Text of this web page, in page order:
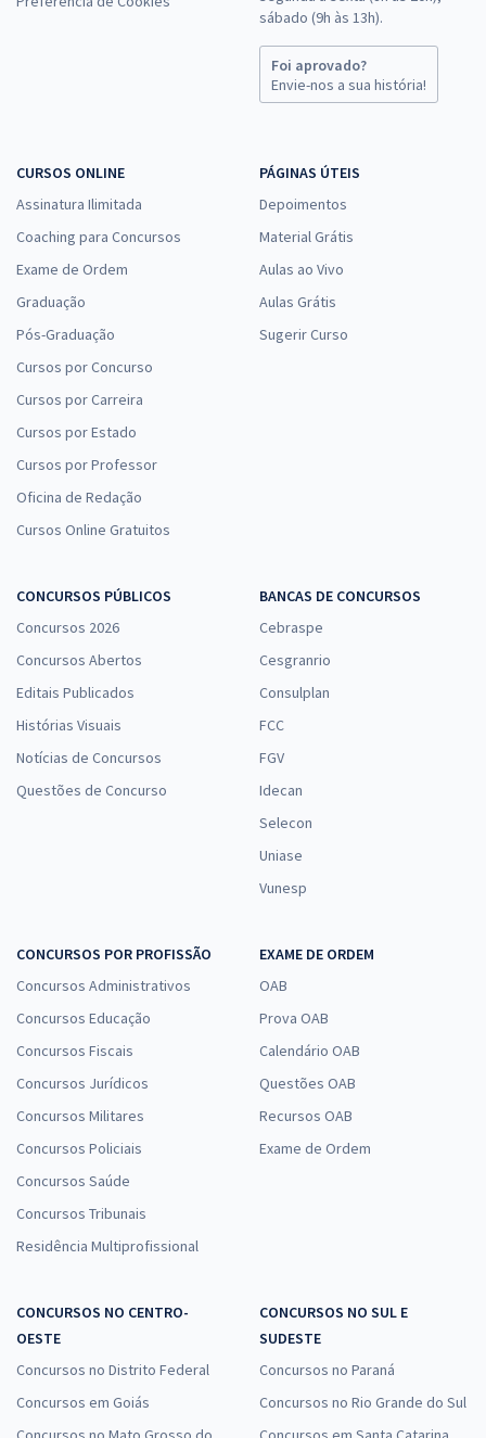
sábado (9h às 13h).
Foi aprovado?
Envie-nos a sua história!
CURSOS ONLINE
Assinatura Ilimitada
Coaching para Concursos
Exame de Ordem
Graduação
Pós-Graduação
Cursos por Concurso
Cursos por Carreira
Cursos por Estado
Cursos por Professor
Oficina de Redação
Cursos Online Gratuitos
PÁGINAS ÚTEIS
Depoimentos
Material Grátis
Aulas ao Vivo
Aulas Grátis
Sugerir Curso
CONCURSOS PÚBLICOS
Concursos 2026
Concursos Abertos
Editais Publicados
Histórias Visuais
Notícias de Concursos
Questões de Concurso
BANCAS DE CONCURSOS
Cebraspe
Cesgranrio
Consulplan
FCC
FGV
Idecan
Selecon
Uniase
Vunesp
CONCURSOS POR PROFISSÃO
Concursos Administrativos
Concursos Educação
Concursos Fiscais
Concursos Jurídicos
Concursos Militares
Concursos Policiais
Concursos Saúde
Concursos Tribunais
Residência Multiprofissional
EXAME DE ORDEM
OAB
Prova OAB
Calendário OAB
Questões OAB
Recursos OAB
Exame de Ordem
CONCURSOS NO CENTRO-
OESTE
Concursos no Distrito Federal
Concursos em Goiás
CONCURSOS NO SUL E
SUDESTE
Concursos no Paraná
Concursos no Rio Grande do Sul